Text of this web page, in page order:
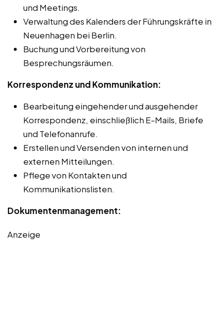
und Meetings.
Verwaltung des Kalenders der Führungskräfte in
Neuenhagen bei Berlin.
Buchung und Vorbereitung von
Besprechungsräumen.
Korrespondenz und Kommunikation:
Bearbeitung eingehender und ausgehender
Korrespondenz, einschließlich E-Mails, Briefe
und Telefonanrufe.
Erstellen und Versenden von internen und
externen Mitteilungen.
Pflege von Kontakten und
Kommunikationslisten.
Dokumentenmanagement:
Anzeige